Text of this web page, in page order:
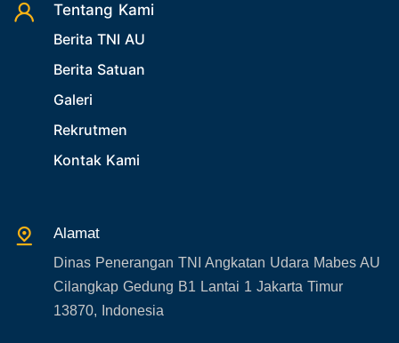
28. Bukan Berita TNI AU
35. Gangguan bandara
36. Kecelakaan pesawat TNI
37. Kecelakaan pesawat swasta
Tentang Kami
Berita TNI AU
Berita Satuan
Galeri
Rekrutmen
Kontak Kami
Alamat
Dinas Penerangan TNI Angkatan Udara Mabes AU
Cilangkap Gedung B1 Lantai 1 Jakarta Timur
13870, Indonesia